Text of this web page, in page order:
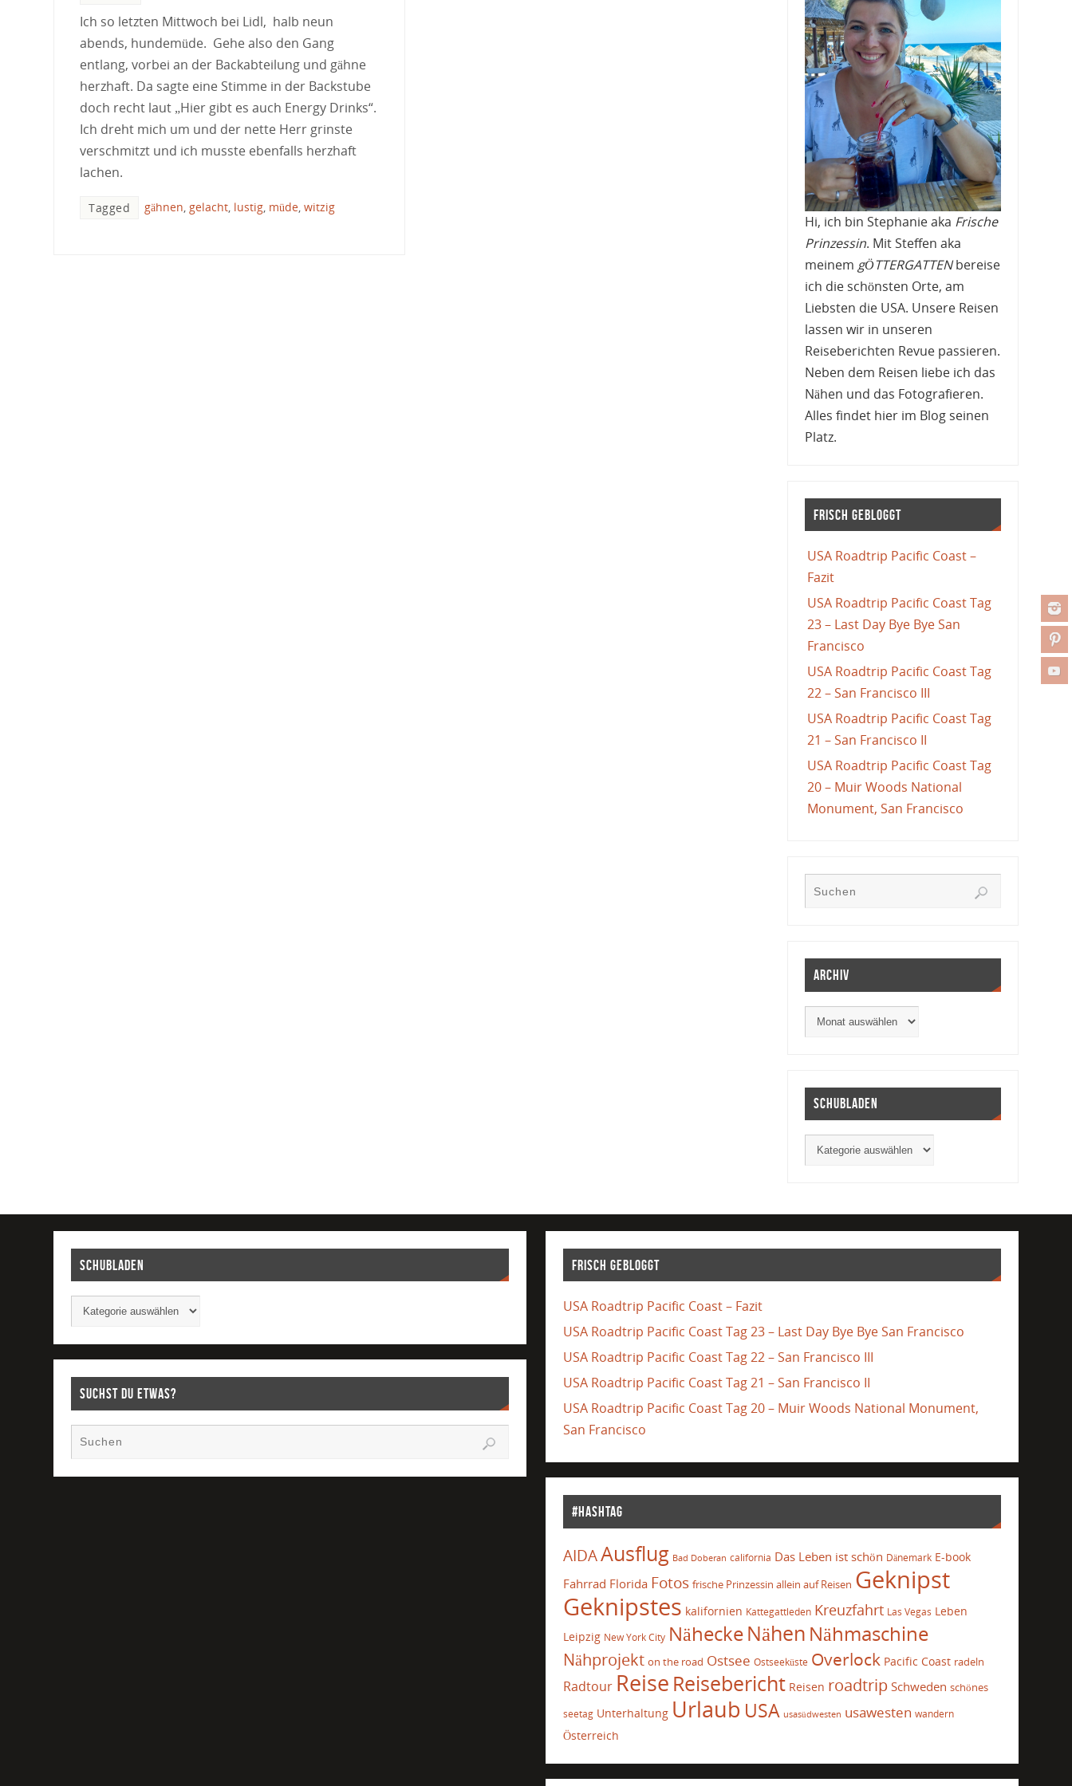
Ich so letzten Mittwoch bei Lidl, halb neun
abends, hundemüde. Gehe also den Gang
entlang, vorbei an der Backabteilung und gähne
herzhaft. Da sagte eine Stimme in der Backstube
doch recht laut „Hier gibt es auch Energy Drinks“.
Ich dreht mich um und der nette Herr grinste
verschmitzt und ich musste ebenfalls herzhaft
lachen.
Tagged gähnen, gelacht, lustig, müde, witzig
Hi, ich bin Stephanie aka Frische
Prinzessin. Mit Steffen aka
meinem gÖTTERGATTENbereise
ich die schönsten Orte, am
Liebsten die USA. Unsere Reisen
lassen wir in unseren
Reiseberichten Revue passieren.
Neben dem Reisen liebe ich das
Nähen und das Fotografieren.
Alles findet hier im Blog seinen
Platz.
Frisch gebloggt
USA Roadtrip Pacific Coast –
Fazit
USA Roadtrip Pacific Coast Tag
23 – Last Day Bye Bye San
Francisco
USA Roadtrip Pacific Coast Tag
22 – San Francisco III
USA Roadtrip Pacific Coast Tag
21 – San Francisco II
USA Roadtrip Pacific Coast Tag
20 – Muir Woods National
Monument, San Francisco
Archiv
Schubladen
Schubladen
Suchst Du etwas?
Frisch gebloggt
USA Roadtrip Pacific Coast – Fazit
USA Roadtrip Pacific Coast Tag 23 – Last Day Bye Bye San Francisco
USA Roadtrip Pacific Coast Tag 22 – San Francisco III
USA Roadtrip Pacific Coast Tag 21 – San Francisco II
USA Roadtrip Pacific Coast Tag 20 – Muir Woods National Monument,
San Francisco
#Hashtag
AIDAAusflug Bad Doberan california Das Leben ist schön Dänemark E-book
Fahrrad Florida Fotos frische Prinzessin allein auf Reisen Geknipst
Geknipstes kalifornien Kattegattleden Kreuzfahrt Las Vegas Leben
Leipzig New York City NäheckeNähen Nähmaschine
Nähprojekt on the road Ostsee Ostseeküste Overlock Pacific Coast radeln
Radtour Reise Reisebericht Reisen roadtrip Schweden schönes
seetag Unterhaltung Urlaub USA usasüdwesten usawesten wandern
Österreich